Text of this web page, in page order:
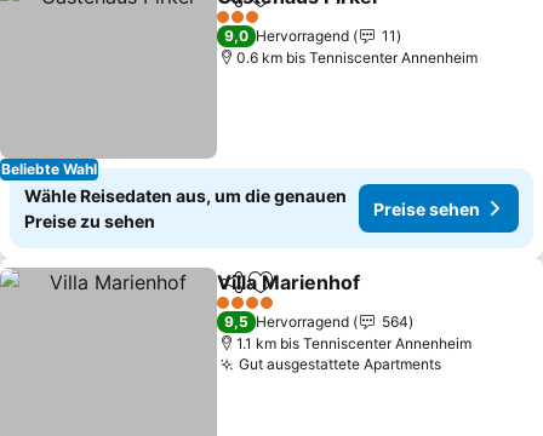
Beliebte Wahl
TeilenZu Favoriten hinzufügen
3 Sterne
9,0 Hervorragend
11
0.6 km bis Tenniscenter Annenheim
Wähle Reisedaten aus, um die genauen
Preise zu sehen
Preise sehen
TeilenZu Favoriten hinzufügen
Villa Marienhof
4 Sterne
9,5 Hervorragend
564
1.1 km bis Tenniscenter Annenheim
Gut ausgestattete Apartments